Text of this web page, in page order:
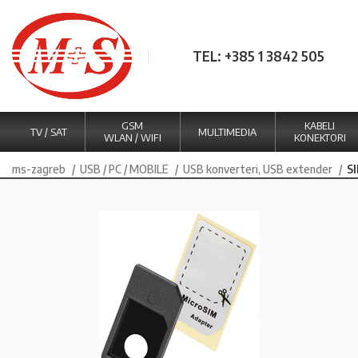
TEL: +385 1 3842 505
TV / SAT
GSM
WLAN / WIFI
MULTIMEDIA
KABELI
KONEKTORI
ms-zagreb USB / PC / MOBILE USB konverteri, USB extender